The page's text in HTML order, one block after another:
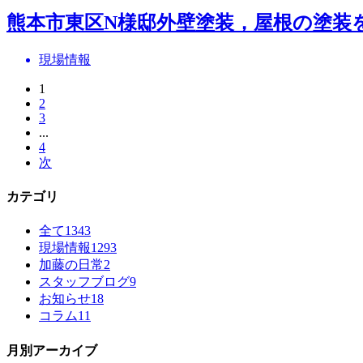
熊本市東区N様邸外壁塗装，屋根の塗装
現場情報
1
2
3
...
4
次
カテゴリ
全て1343
現場情報1293
加藤の日常2
スタッフブログ9
お知らせ18
コラム11
月別アーカイブ